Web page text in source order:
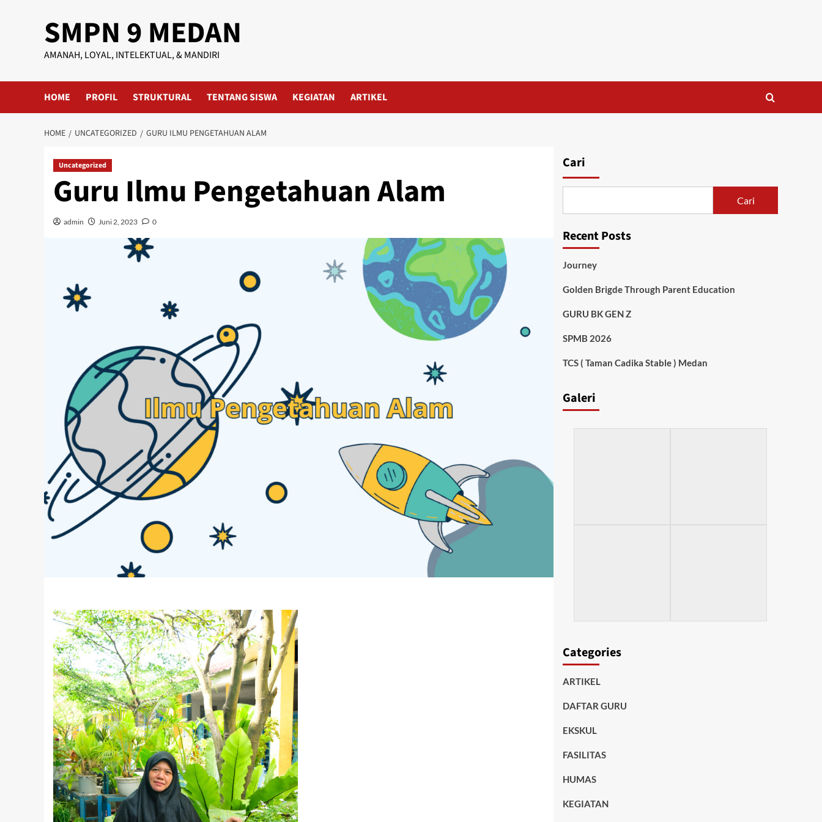
SMPN 9 MEDAN
AMANAH, LOYAL, INTELEKTUAL, & MANDIRI
HOME PROFIL STRUKTURAL TENTANG SISWA KEGIATAN ARTIKEL
HOME UNCATEGORIZED GURU ILMU PENGETAHUAN ALAM
Uncategorized
Guru Ilmu Pengetahuan Alam
admin Juni 2, 2023 0
Cari
Cari
Recent Posts
Journey
Golden Brigde Through Parent Education
GURU BK GEN Z
SPMB 2026
TCS ( Taman Cadika Stable ) Medan
Galeri
Categories
ARTIKEL
DAFTAR GURU
EKSKUL
FASILITAS
HUMAS
KEGIATAN